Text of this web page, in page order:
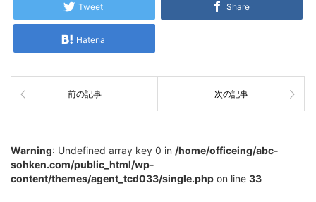
Tweet Share
Hatena
前の記事 次の記事
Warning: Undefined array key 0 in /home/officeing/abc-
sohken.com/public_html/wp-
content/themes/agent_tcd033/single.php on line 33